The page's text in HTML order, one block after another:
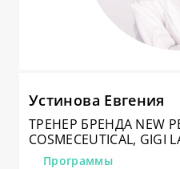
Устинова Евгения
ТРЕНЕР БРЕНДА NEW
COSMECEUTICAL, GIGI
Программы